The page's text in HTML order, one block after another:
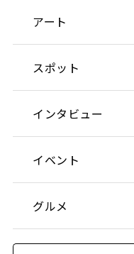
アート
スポット
インタビュー
イベント
グルメ